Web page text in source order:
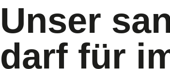
Unser
darf für